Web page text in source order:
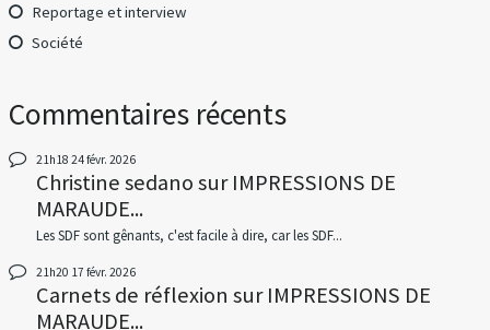
Reportage et interview
Société
Commentaires récents
21h18 24févr. 2026
Christine sedanosurIMPRESSIONS DE
MARAUDE...
Les SDF sont gênants, c'est facile à dire, car les SDF...
21h20 17 févr. 2026
Carnets de réflexion surIMPRESSIONS DE
MARAUDE...